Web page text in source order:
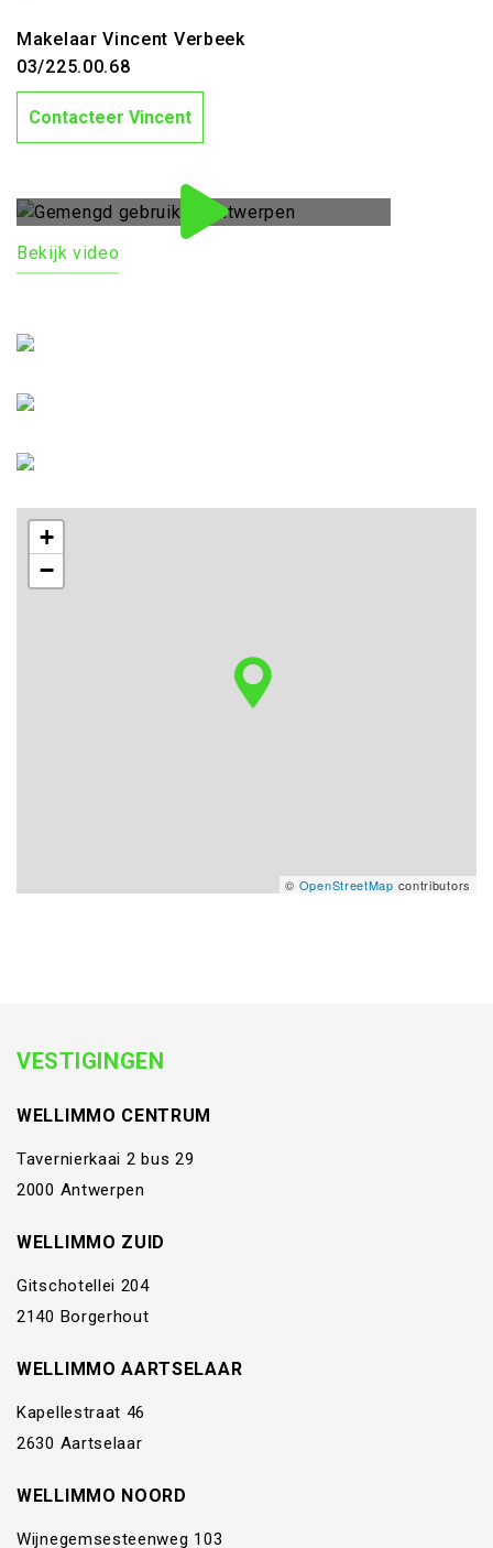
Makelaar Vincent Verbeek
03/225.00.68
Contacteer Vincent
Bekijk video
+
−
© OpenStreetMap contributors
VESTIGINGEN
WELLIMMO CENTRUM
Tavernierkaai 2 bus 29
2000 Antwerpen
WELLIMMO ZUID
Gitschotellei 204
2140 Borgerhout
WELLIMMO AARTSELAAR
Kapellestraat 46
2630 Aartselaar
WELLIMMO NOORD
Wijnegemsesteenweg 103